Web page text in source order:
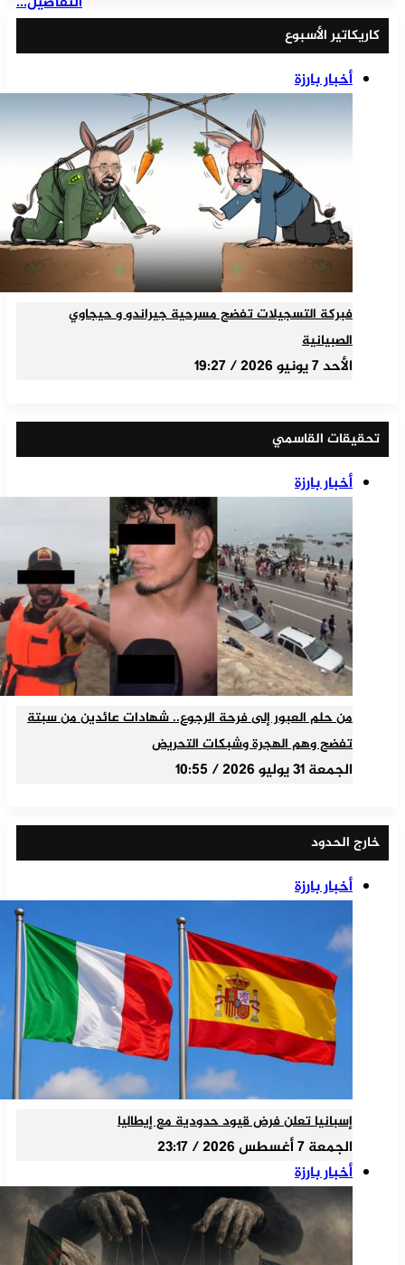
كاريكاتير الأسبوع
أخبار بارزة
فبركة التسجيلات تفضح مسرحية جيراندو و حيجاوي
الصبيانية
الأحد 7 يونيو 2026 / 19:27
تحقيقات القاسمي
أخبار بارزة
من حلم العبور إلى فرحة الرجوع.. شهادات عائدين من سبتة
تفضح وهم الهجرة وشبكات التحريض
الجمعة 31 يوليو 2026 / 10:55
خارج الحدود
أخبار بارزة
إسبانيا تعلن فرض قيود حدودية مع إيطاليا
الجمعة 7 أغسطس 2026 / 23:17
أخبار بارزة